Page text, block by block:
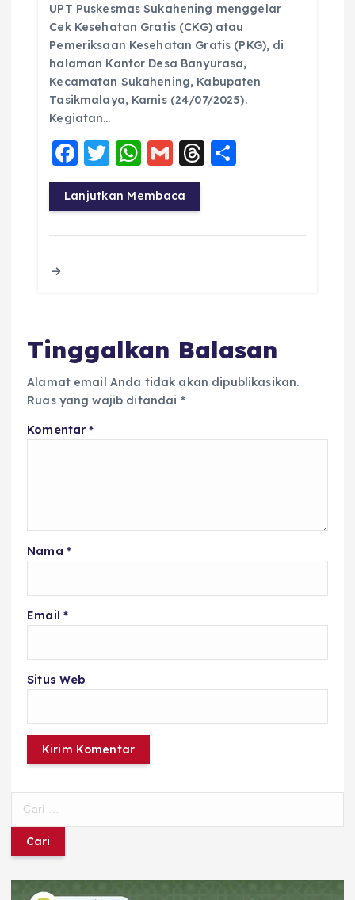
UPT Puskesmas Sukahening menggelar
Cek Kesehatan Gratis (CKG) atau
Pemeriksaan Kesehatan Gratis (PKG), di
halaman Kantor Desa Banyurasa,
Kecamatan Sukahening, Kabupaten
Tasikmalaya, Kamis (24/07/2025).
Kegiatan…
F
a
c
e
T
w
it
te
W
h
a
ts
G
m
ai
l
T
a re
Lanjutkan Membaca
Tinggalkan Balasan
Alamat email Anda tidak akan dipublikasikan.
Ruas yang wajib ditandai *
Komentar*
Nama *
Email *
Situs Web
i